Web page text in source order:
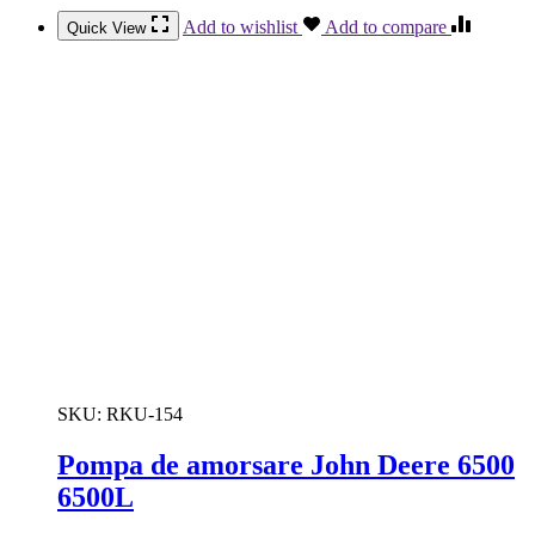
Quick View Add to wishlist Add to compare
SKU: RKU-154
Pompa de amorsare John Deere 6500
6500L